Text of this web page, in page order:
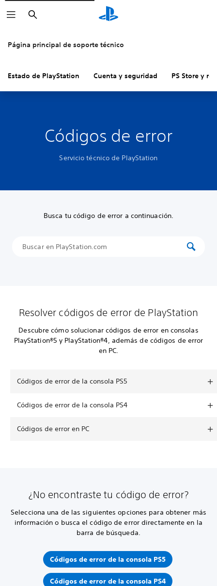
Buscar
Página principal de soporte técnico
Estado de PlayStation Cuenta y seguridad PS Store y
Códigos de error
Servicio técnico de PlayStation
Busca tu código de error a continuación.
Resolver códigos de error de PlayStation
Descubre cómo solucionar códigos de error en consolas
PlayStation®5 y PlayStation®4, además de códigos de error
en PC.
Códigos de error de la consola PS5
Códigos de error de la consola PS4
Códigos de error en PC
¿No encontraste tu código de error?
Selecciona una de las siguientes opciones para obtener más
información o busca el código de error directamente en la
barra de búsqueda.
Códigos de error de la consola PS5
Códigos de error de la consola PS4